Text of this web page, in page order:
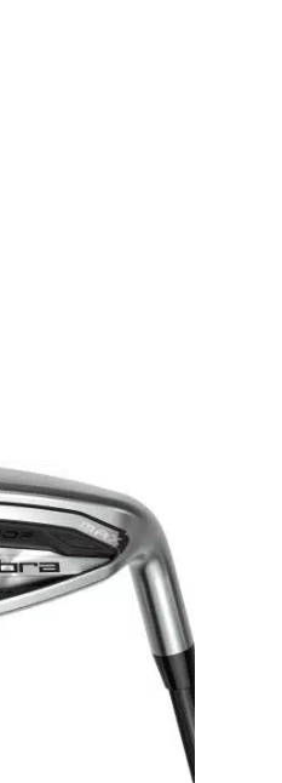
kr..
pris
er:
5.694,15 kr..